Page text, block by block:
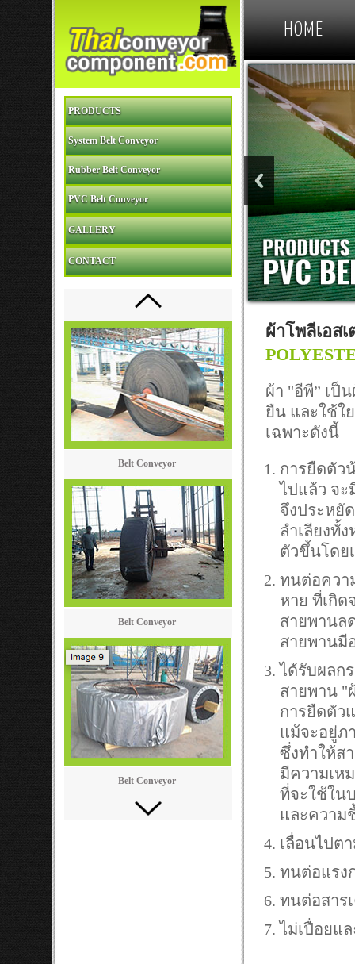
PRODUCTS
System Belt Conveyor
Rubber Belt Conveyor
PVC Belt Conveyor
GALLERY
CONTACT
Belt Conveyor
Belt Conveyor
Belt Conveyor
HOME
ผ้าโพลีเอส
ผ้า "อีพี” เป็
ยืน และใช้ใ
เฉพาะดังนี้
การยืดตัว
ไปแล้ว จะ
จึงประหยั
ลำเลียงทั้
ตัวขึ้นโดย
ทนต่อควา
หาย ที่เกิ
สายพานล
สายพานมี
ได้รับผลก
สายพาน "
การยืดตัว
แม้จะอยู่ภ
ซึ่งทำให้ส
มีความเห
ที่จะใช้ใน
และความ
เลื่อนไปต
ทนต่อแรง
ทนต่อสาร
ไม่เปื่อยแ